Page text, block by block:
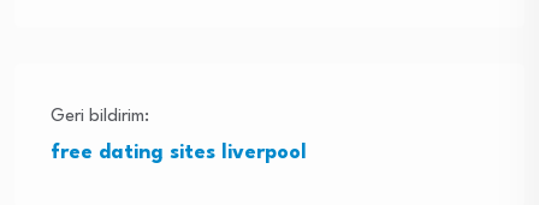
Geri bildirim:
free dating sites liverpool